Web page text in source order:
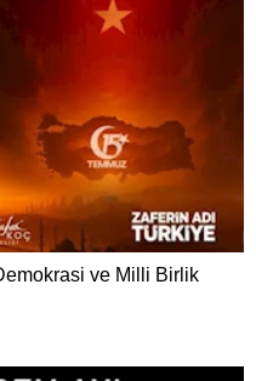
ve Milli Birlik